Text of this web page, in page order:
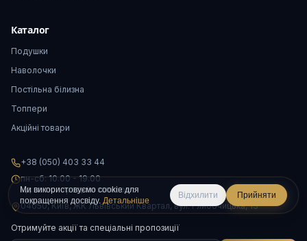
Каталог
Подушки
Наволочки
Постільна білизна
Топпери
Акційні товари
+38 (050) 403 33 44
пн-сб: 10.00 - 19.00
нд: за попереднім записом
04050, Київ, ЖК Львівський Квартал, вул. Глибочицька, 13
Отримуйте акції та спеціальні пропозиції
Ми використовуємо cookie для
покращення досвіду. Детальніше
Відхилити Прийняти